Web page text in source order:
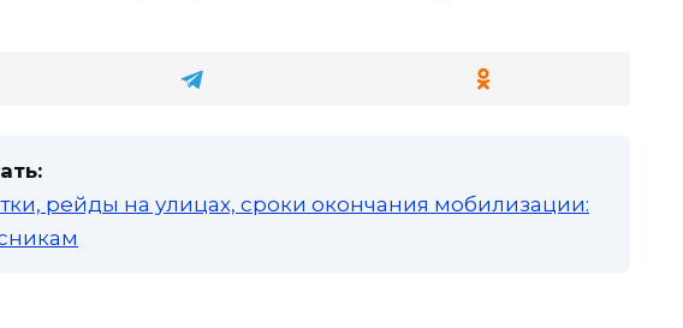
рейды на улицах, сроки окончания мобилизации: